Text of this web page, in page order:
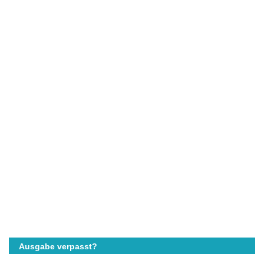
Ausgabe verpasst?